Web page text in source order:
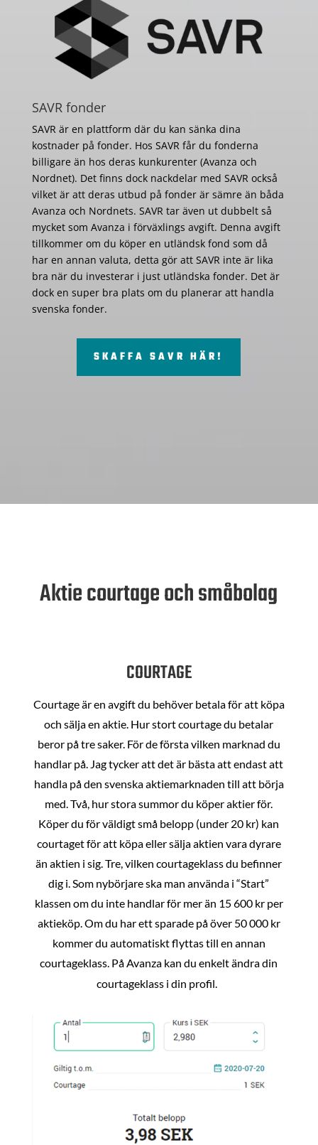
SAVR fonder
SAVR är en plattform där du kan sänka dina
kostnader på fonder. Hos SAVR får du fonderna
billigare än hos deras kunkurenter (Avanza och
Nordnet). Det finns dock nackdelar med SAVR också
vilket är att deras utbud på fonder är sämre än båda
Avanza och Nordnets. SAVR tar även ut dubbelt så
mycket som Avanza i förväxlings avgift. Denna avgift
tillkommer om du köper en utländsk fond som då
har en annan valuta, detta gör att SAVR inte är lika
bra när du investerar i just utländska fonder. Det är
dock en super bra plats om du planerar att handla
svenska fonder.
SKAFFA SAVR HÄR!
Aktie courtage och småbolag
COURTAGE
Courtage är en avgift du behöver betala för att köpa
och sälja en aktie. Hur stort courtage du betalar
beror på tre saker. För de första vilken marknad du
handlar på. Jag tycker att det är bästa att endast att
handla på den svenska aktiemarknaden till att börja
med. Två, hur stora summor du köper aktier för.
Köper du för väldigt små belopp (under 20 kr) kan
courtaget för att köpa eller sälja aktien vara dyrare
än aktien i sig. Tre, vilken courtageklass du befinner
dig i. Som nybörjare ska man använda i “Start”
klassen om du inte handlar för mer än 15 600 kr per
aktieköp. Om du har ett sparade på över 50 000 kr
kommer du automatiskt flyttas till en annan
courtageklass. På Avanza kan du enkelt ändra din
courtageklass i din profil.